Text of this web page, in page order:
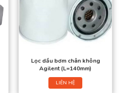
Lọc dầu bơm chân không
Agilent (L=140mm)
LIÊN HỆ